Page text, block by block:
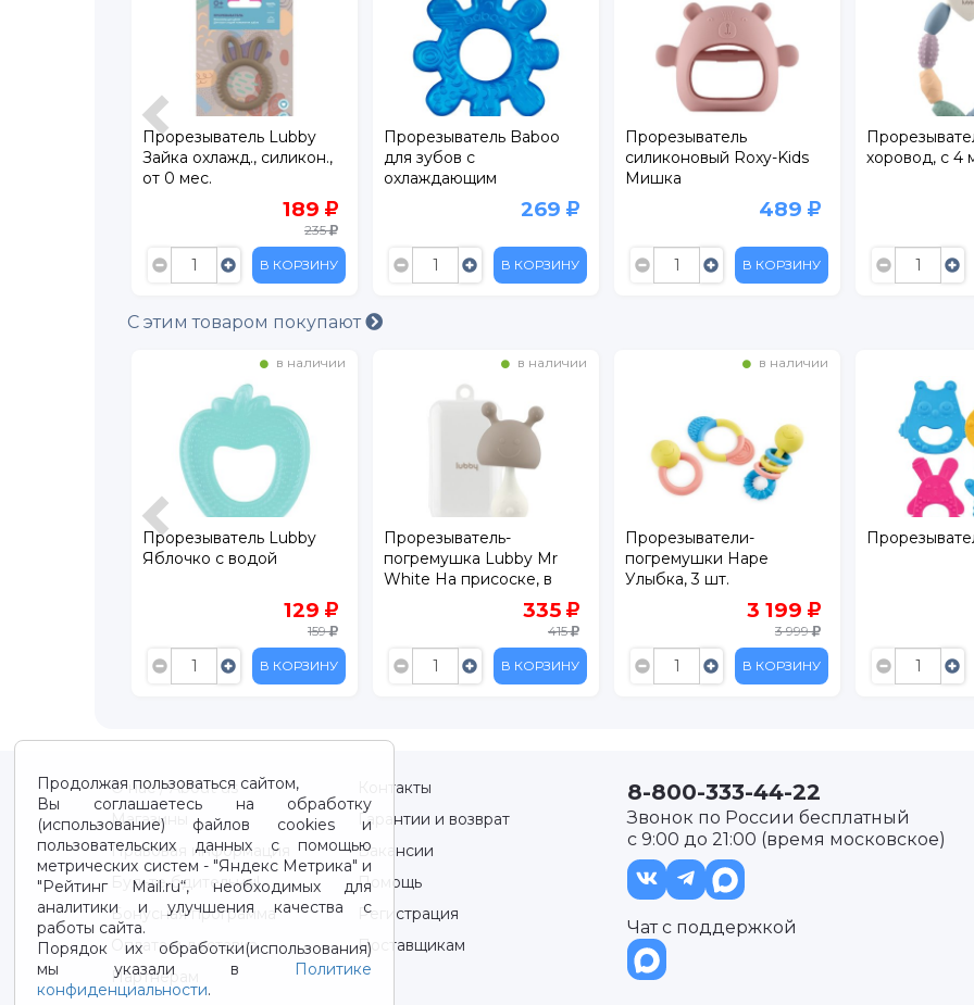
Прорезыватель Lubby
Зайка охлажд., силикон.,
от 0 мес.
189
235
В КОРЗИНУ
Прорезыватель Baboo
для зубов с
охлаждающим
269
В КОРЗИНУ
Прорезыватель
силиконовый Roxy-Kids
Мишка
489
В КОРЗИНУ
хоровод, с 4
С этим товаром покупают
в наличии
Прорезыватель Lubby
Яблочко с водой
129
159
В КОРЗИНУ
в наличии
Прорезыватель-
погремушка Lubby Mr
White На присоске, в
335
415
В КОРЗИНУ
в наличии
Прорезыватели-
погремушки Hape
Улыбка, 3 шт.
3 199
3 999
В КОРЗИНУ
Продолжая пользоваться сайтом,
Вы соглашаетесь на обработку
(использование) файлов cookies и
пользовательских данных с помощью
метрических систем - "Яндекс Метрика" и
"Рейтинг Mail.ru“, необходимых для
аналитики и улучшения качества с
работы сайта.
Порядок их обработки(использования)
мы указали в Политике
конфиденциальности.
О нас / About us
Контакты
Магазины
Гарантии и возврат
Правовая информация
Вакансии
Будьте бдительны!
Помощь
Бонусная программа
Регистрация
Оплата и доставка
Поставщикам
Партнерам
8-800-333-44-22
Звонок по России бесплатный
с 9:00 до 21:00 (время московское)
Чат с поддержкой